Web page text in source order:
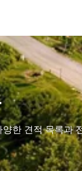
한 견적 목록과